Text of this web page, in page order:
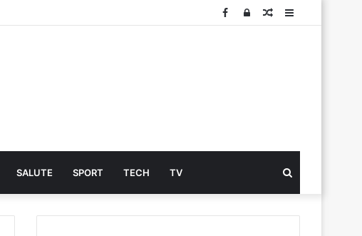
Sidebar
Articolo
Log
Facebook
SALUTE SPORT TECH TV
...